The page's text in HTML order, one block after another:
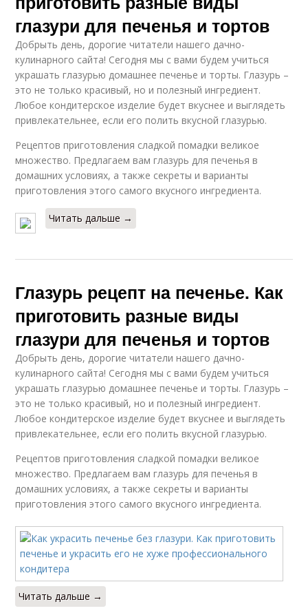
глазури для печенья и тортов
Добрыть день, дорогие читатели нашего дачно-
кулинарного сайта! Сегодня мы с вами будем учиться
украшать глазурью домашнее печенье и торты. Глазурь –
это не только красивый, но и полезный ингредиент.
Любое кондитерское изделие будет вкуснее и выглядеть
привлекательнее, если его полить вкусной глазурью.
Рецептов приготовления сладкой помадки великое
множество. Предлагаем вам глазурь для печенья в
домашних условиях, а также секреты и варианты
приготовления этого самого вкусного ингредиента.
Читать дальше →
Глазурь рецепт на печенье. Как
приготовить разные виды
глазури для печенья и тортов
Добрыть день, дорогие читатели нашего дачно-
кулинарного сайта! Сегодня мы с вами будем учиться
украшать глазурью домашнее печенье и торты. Глазурь –
это не только красивый, но и полезный ингредиент.
Любое кондитерское изделие будет вкуснее и выглядеть
привлекательнее, если его полить вкусной глазурью.
Рецептов приготовления сладкой помадки великое
множество. Предлагаем вам глазурь для печенья в
домашних условиях, а также секреты и варианты
приготовления этого самого вкусного ингредиента.
Читать дальше →